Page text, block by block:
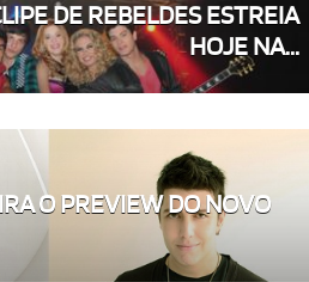
DE REBELDES ESTREIA
HOJE NA...
O PREVIEW DO NOVO